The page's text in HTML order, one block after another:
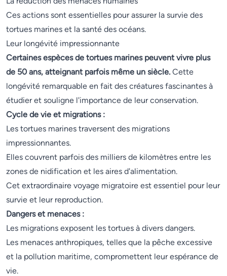
Ces actions sont essentielles pour assurer la survie des
tortues marines et la santé des océans.
Leur longévité impressionnante
Certaines espèces de tortues marines peuvent vivre plus
de 50 ans, atteignant parfois même un siècle. Cette
longévité remarquable en fait des créatures fascinantes à
étudier et souligne l'importance de leur conservation.
Cycle de vie et migrations :
Les tortues marines traversent des migrations
impressionnantes.
Elles couvrent parfois des milliers de kilomètres entre les
zones de nidification et les aires d'alimentation.
Cet extraordinaire voyage migratoire est essentiel pour leur
survie et leur reproduction.
Dangers et menaces :
Les migrations exposent les tortues à divers dangers.
Les menaces anthropiques, telles que la pêche excessive
et la pollution maritime, compromettent leur espérance de
vie.